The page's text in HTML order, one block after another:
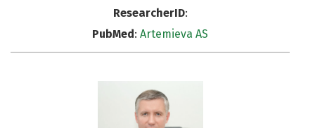
ResearcherID:
PubMed :Artemieva AS